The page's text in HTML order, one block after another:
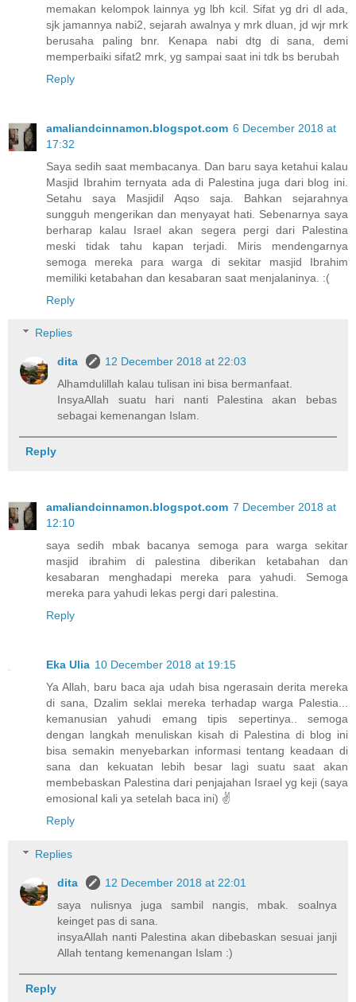
memakan kelompok lainnya yg lbh kcil. Sifat yg dri dl ada,
sjk jamannya nabi2, sejarah awalnya y mrk dluan, jd wjr mrk
berusaha paling bnr. Kenapa nabi dtg di sana, demi
memperbaiki sifat2 mrk, yg sampai saat ini tdk bs berubah
Reply
amaliandcinnamon.blogspot.com 6 December 2018 at
17:32
Saya sedih saat membacanya. Dan baru saya ketahui kalau
Masjid Ibrahim ternyata ada di Palestina juga dari blog ini.
Setahu saya Masjidil Aqso saja. Bahkan sejarahnya
sungguh mengerikan dan menyayat hati. Sebenarnya saya
berharap kalau Israel akan segera pergi dari Palestina
meski tidak tahu kapan terjadi. Miris mendengarnya
semoga mereka para warga di sekitar masjid Ibrahim
memiliki ketabahan dan kesabaran saat menjalaninya. :(
Reply
Replies
dita
12 December 2018 at 22:03
Alhamdulillah kalau tulisan ini bisa bermanfaat.
InsyaAllah suatu hari nanti Palestina akan bebas
sebagai kemenangan Islam.
Reply
amaliandcinnamon.blogspot.com 7 December 2018 at
12:10
saya sedih mbak bacanya semoga para warga sekitar
masjid ibrahim di palestina diberikan ketabahan dan
kesabaran menghadapi mereka para yahudi. Semoga
mereka para yahudi lekas pergi dari palestina.
Reply
Eka Ulia 10 December 2018 at 19:15
Ya Allah, baru baca aja udah bisa ngerasain derita mereka
di sana, Dzalim seklai mereka terhadap warga Palestia...
kemanusian yahudi emang tipis sepertinya.. semoga
dengan langkah menuliskan kisah di Palestina di blog ini
bisa semakin menyebarkan informasi tentang keadaan di
sana dan kekuatan lebih besar lagi suatu saat akan
membebaskan Palestina dari penjajahan Israel yg keji (saya
emosional kali ya setelah baca ini) ✌
Reply
Replies
dita
12 December 2018 at 22:01
saya nulisnya juga sambil nangis, mbak. soalnya
keinget pas di sana.
insyaAllah nanti Palestina akan dibebaskan sesuai janji
Allah tentang kemenangan Islam :)
Reply